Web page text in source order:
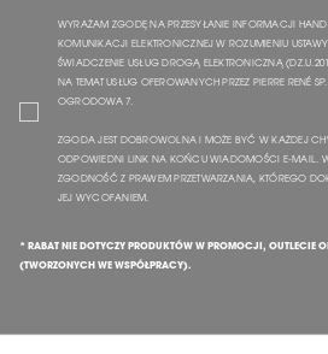
WYRAŻAM ZGODĘ NA PRZESYŁANIE INFORMACJI
KOMUNIKACJI ELEKTRONICZNEJ W ROZUMIENIU
ŚWIADCZENIE USŁUG DROGĄ ELEKTRONICZNĄ
NA TEMAT USŁUG OFEROWANYCH PRZEZ PIERRE RENÉ
OGRODOWA 7.
ZGODA JEST DOBROWOLNA I MOŻE BYĆ W KAŻDEJ
ODPOWIEDNI LINK NA KOŃCU WIADOMOŚCI E-MAIL.
ZGODNOŚĆ Z PRAWEM PRZETWARZANIA, KTÓREGO
JEJ WYCOFANIEM.
* RABAT NIE DOTYCZY PRODUKTÓW W PROMOCJI, OUTLECIE
(TWORZONYCH WE WSPÓŁPRACY).